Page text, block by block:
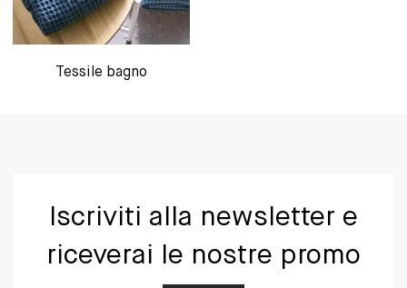
Tessile bagno
Iscriviti alla newsletter e
riceverai le nostre promo